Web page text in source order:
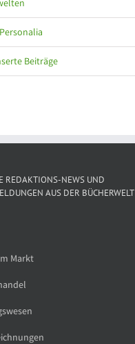
Beiträge
REDAKTIONS-NEWS UND
AUS DER BÜCHERWELT
Markt